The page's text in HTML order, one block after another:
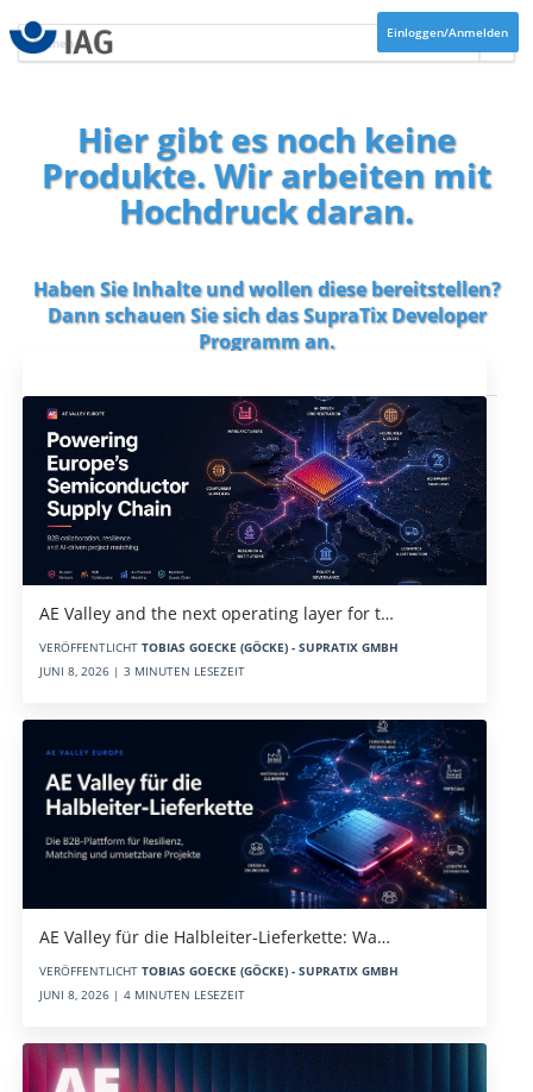
Einloggen/Anmelden
Hier gibt es noch keine
Produkte. Wir arbeiten mit
Hochdruck daran.
Haben Sie Inhalte und wollen diese bereitstellen?
Dann schauen Sie sich dasSupraTix Developer
Programman.
AE Valley and the next operating layer for t…
VERÖFFENTLICHT TOBIAS GOECKE (GÖCKE) - SUPRATIX GMBH
JUNI 8, 2026 | 3 MINUTEN LESEZEIT
AE Valley für die Halbleiter-Lieferkette: Wa…
VERÖFFENTLICHT TOBIAS GOECKE (GÖCKE) - SUPRATIX GMBH
JUNI 8, 2026 | 4 MINUTEN LESEZEIT